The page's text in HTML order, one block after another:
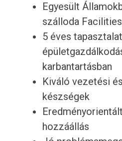
Egyesült
szálloda
5 éves
karbantartásban
Kiváló vezetési
készségek
hozzáállás